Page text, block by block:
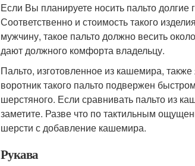
Если Вы планируете носить пальто долгие
Соответственно и стоимость такого
мужчину, такое пальто должно весить
дают должного комфорта владельцу.
Пальто, изготовленное из кашемира,
воротник такого пальто подвержен
шерстяного. Если сравнивать пальто из
заметите. Разве что по тактильным
шерсти с добавление кашемира.
Рукава